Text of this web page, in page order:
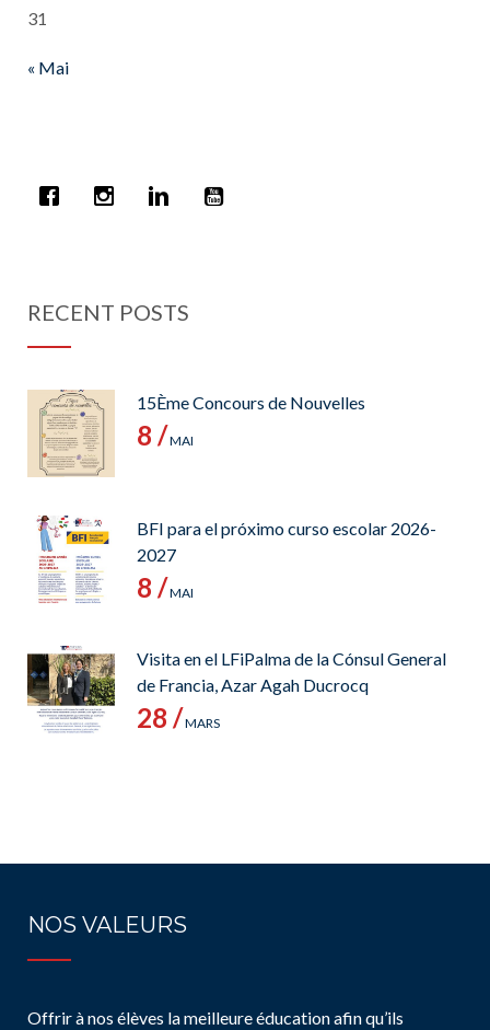
31
« Mai
RECENT POSTS
15Ème Concours de Nouvelles
8 /MAI
BFI para el próximo curso escolar 2026-
2027
8 /MAI
Visita en el LFiPalma de la Cónsul General
de Francia, Azar Agah Ducrocq
28 /MARS
NOS VALEURS
Offrir à nos élèves la meilleure éducation afin qu’ils